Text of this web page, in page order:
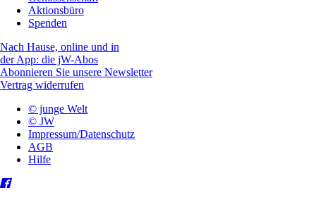
Aktionsbüro
Spenden
Nach Hause, online und in
der App: die jW-Abos
Abonnieren Sie unsere Newsletter
Vertrag widerrufen
© junge Welt
© JW
Impressum/Datenschutz
AGB
Hilfe